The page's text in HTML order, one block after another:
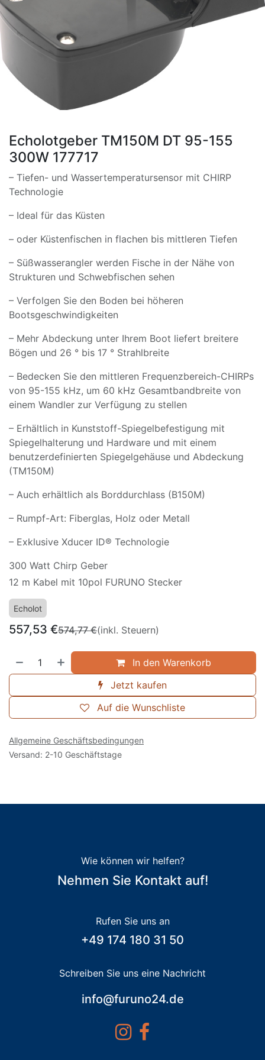
Echolotgeber TM150M DT 95-155
300W 177717
– Tiefen- und Wassertemperatursensor mit CHIRP
Technologie
– Ideal für das Küsten
– oder Küstenfischen in flachen bis mittleren Tiefen
– Süßwasserangler werden Fische in der Nähe von
Strukturen und Schwebfischen sehen
– Verfolgen Sie den Boden bei höheren
Bootsgeschwindigkeiten
– Mehr Abdeckung unter Ihrem Boot liefert breitere
Bögen und 26 ° bis 17 ° Strahlbreite
– Bedecken Sie den mittleren Frequenzbereich-CHIRPs
von 95-155 kHz, um 60 kHz Gesamtbandbreite von
einem Wandler zur Verfügung zu stellen
– Erhältlich in Kunststoff-Spiegelbefestigung mit
Spiegelhalterung und Hardware und mit einem
benutzerdefinierten Spiegelgehäuse und Abdeckung
(TM150M)
– Auch erhältlich als Borddurchlass (B150M)
– Rumpf-Art: Fiberglas, Holz oder Metall
– Exklusive Xducer ID® Technologie
300 Watt Chirp Geber
12 m Kabel mit 10pol FURUNO Stecker
Echolot
557,53 €574,77€(inkl. Steuern)
In den Warenkorb
Jetzt kaufen
Auf die Wunschliste
Allgemeine Geschäftsbedingungen
Versand: 2-10 Geschäftstage
Wie können wir helfen?
Nehmen Sie Kontakt auf!
Rufen Sie uns an
+49 174 180 31 50
Schreiben Sie uns eine Nachricht
info@furuno24.de